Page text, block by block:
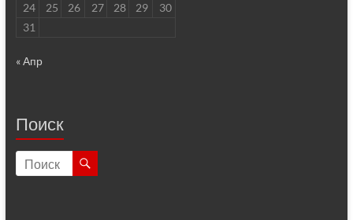
24
25 26 27 28 29
30
31
« Апр
Поиск